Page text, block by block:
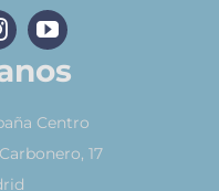
Centro
17